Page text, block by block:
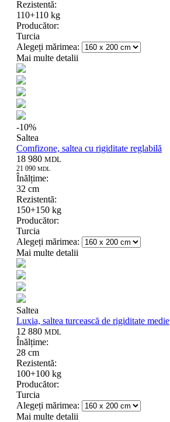
Rezistentă:
110+110 kg
Producător:
Turcia
Alegeți mărimea:
Mai multe detalii
-10%
Saltea
Comfizone, saltea cu rigiditate reglabilă
18 980 MDL
21 090 MDL
Înălțime:
32 cm
Rezistentă:
150+150 kg
Producător:
Turcia
Alegeți mărimea:
Mai multe detalii
Saltea
Luxia, saltea turcească de rigiditate medie
12 880 MDL
Înălțime:
28 cm
Rezistentă:
100+100 kg
Producător:
Turcia
Alegeți mărimea:
Mai multe detalii